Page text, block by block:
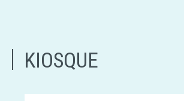
KIOSQUE